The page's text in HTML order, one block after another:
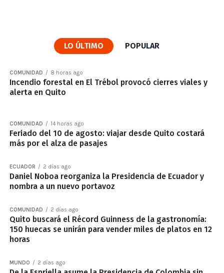
LO ÚLTIMO POPULAR
COMUNIDAD 8 horas ago
Incendio forestal en El Trébol provocó cierres viales y
alerta en Quito
COMUNIDAD 14 horas ago
Feriado del 10 de agosto: viajar desde Quito costará
más por el alza de pasajes
ECUADOR 2 días ago
Daniel Noboa reorganiza la Presidencia de Ecuador y
nombra a un nuevo portavoz
COMUNIDAD 2 días ago
Quito buscará el Récord Guinness de la gastronomía:
150 huecas se unirán para vender miles de platos en 12
horas
MUNDO 2 días ago